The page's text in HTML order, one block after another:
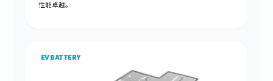
性能卓越。
EV BATTERY